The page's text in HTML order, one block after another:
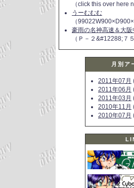
（click this over here
うーむむむ
（
豪雨の名神高速＆大阪
（Ｐ－２&#12288;７
月別ア
2011年07月
2011年06月
2011年03月
2010年11月
2010年07月